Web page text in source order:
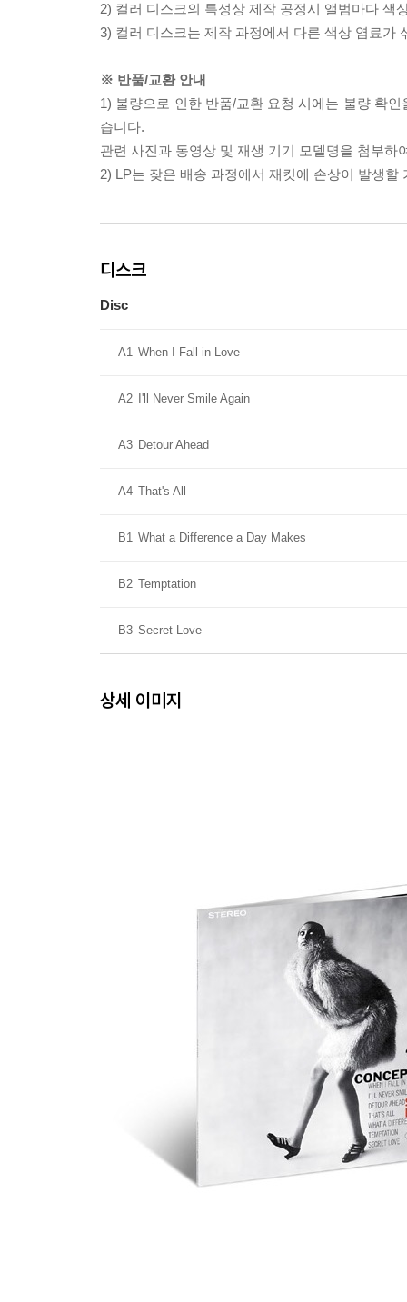
2) 컬러 디스크의 특성상 제작 공정시 앨범마다 색
3) 컬러 디스크는 제작 과정에서 다른 색상 염료가
※ 반품/교환 안내
1) 불량으로 인한 반품/교환 요청 시에는 불량 확
습니다.
관련 사진과 동영상 및 재생 기기 모델명을 첨부하
2) LP는 잦은 배송 과정에서 재킷에 손상이 발생
디스크
Disc
A1 When I Fall in Love
A2 I'll Never Smile Again
A3 Detour Ahead
A4 That's All
B1 What a Difference a Day Makes
B2 Temptation
B3 Secret Love
상세 이미지